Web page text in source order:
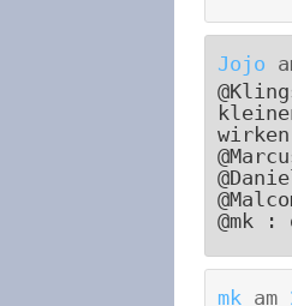
Jojo
@mk
mk am